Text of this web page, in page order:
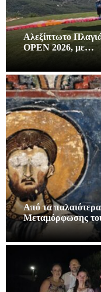
Αλεξίπτωτο
OPEN 2026, με…
Από τα
Μεταμόρφωσης